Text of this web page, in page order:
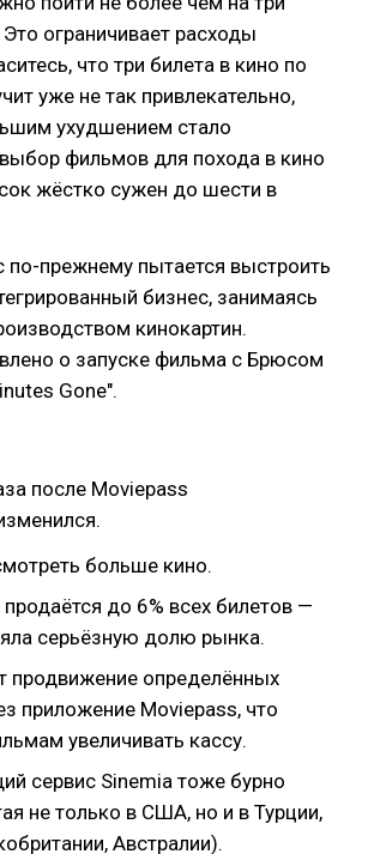
ограничивает расходы
что три билета в кино по
уже не так привлекательно,
ухудшением стало
фильмов для похода в кино
жёстко сужен до шести в
по-прежнему пытается выстроить
бизнес, занимаясь
кинокартин.
о запуске фильма с Брюсом
Gone".
после Moviepass
больше кино.
до 6% всех билетов —
серьёзную долю рынка.
продвижение определённых
приложение Moviepass, что
увеличивать кассу.
сервис Sinemia тоже бурно
не только в США, но и в Турции,
Австралии).